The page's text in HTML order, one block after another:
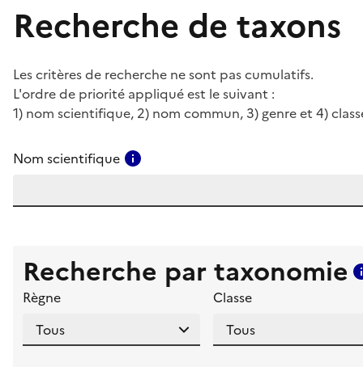
Recherche de taxons
Les critères de recherche ne sont pas cumulatifs.
L'ordre de priorité appliqué est le suivant :
1) nom scientifique, 2) nom commun, 3) genre et 4)
Nom scientifique
Recherche par taxonomie
Règne Classe